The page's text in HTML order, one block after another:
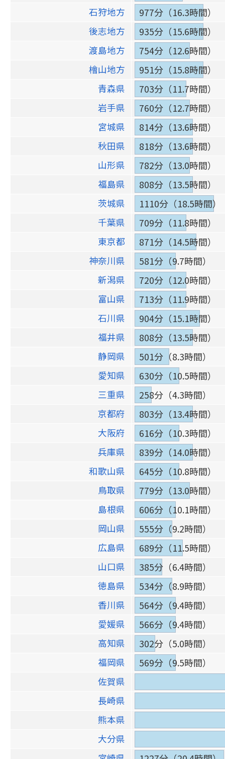
石狩地方
977分（16.3時間）
後志地方
935分（15.6時間）
渡島地方
754分（12.6時間）
檜山地方
951分（15.8時間）
青森県
703分（11.7時間）
岩手県
760分（12.7時間）
宮城県
814分（13.6時間）
秋田県
818分（13.6時間）
山形県
782分（13.0時間）
福島県
808分（13.5時間）
茨城県
1110分（18.5時間）
千葉県
709分（11.8時間）
東京都
871分（14.5時間）
神奈川県
581分（9.7時間）
新潟県
720分（12.0時間）
富山県
713分（11.9時間）
石川県
904分（15.1時間）
福井県
808分（13.5時間）
静岡県
501分（8.3時間）
愛知県
630分（10.5時間）
三重県
258分（4.3時間）
京都府
803分（13.4時間）
大阪府
616分（10.3時間）
兵庫県
839分（14.0時間）
和歌山県
645分（10.8時間）
鳥取県
779分（13.0時間）
島根県
606分（10.1時間）
岡山県
555分（9.2時間）
広島県
689分（11.5時間）
山口県
385分（6.4時間）
徳島県
534分（8.9時間）
香川県
564分（9.4時間）
愛媛県
566分（9.4時間）
高知県
302分（5.0時間）
福岡県
569分（9.5時間）
佐賀県
長崎県
熊本県
大分県